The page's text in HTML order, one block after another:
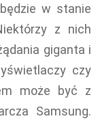
w stanie
z nich
giganta i
czy
może być z
Samsung.